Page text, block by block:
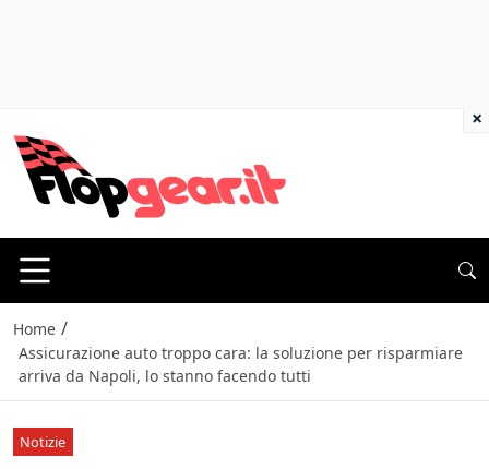
Home /
Assicurazione auto troppo cara: la soluzione per risparmiare
arriva da Napoli, lo stanno facendo tutti
Notizie
×